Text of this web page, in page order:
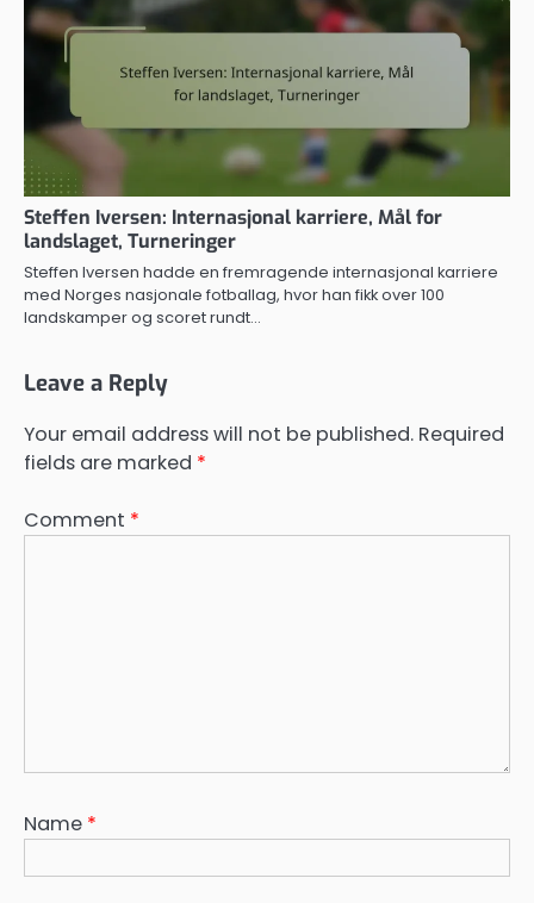
Steffen Iversen: Internasjonal karriere, Mål for
landslaget, Turneringer
Steffen Iversen hadde en fremragende internasjonal karriere
med Norges nasjonale fotballag, hvor han fikk over 100
landskamper og scoret rundt…
Leave a Reply
Your email address will not be published. Required
fields are marked *
Comment *
Name *